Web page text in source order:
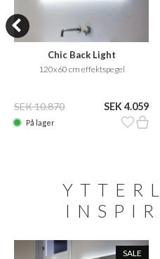
Chic Back Light
120x60 cm effektspegel
SEK 10.870 SEK 4.059
På lager
SALE